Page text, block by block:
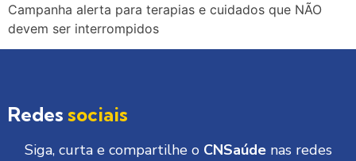
Campanha alerta para terapias e cuidados que NÃO
devem ser interrompidos
Redes sociais
Siga, curta e compartilhe o CNSaúdenas redes